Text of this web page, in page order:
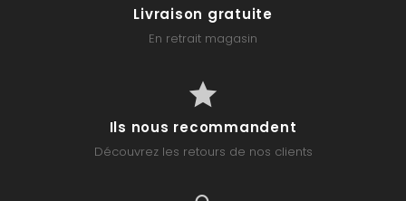
Livraison gratuite
En retrait magasin
Ils nous recommandent
Découvrez les retours de nos clients